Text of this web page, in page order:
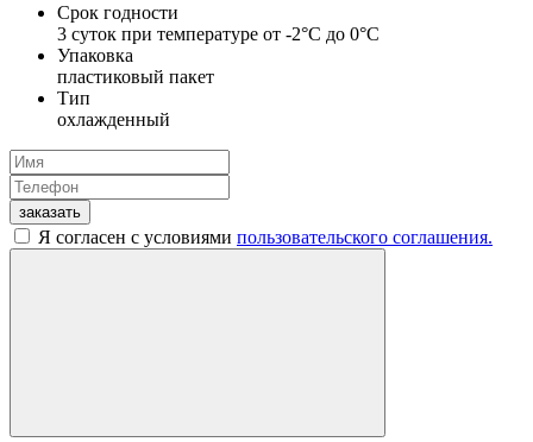
Срок годности
3 суток при температуре от -2°C до 0°C
Упаковка
пластиковый пакет
Тип
охлажденный
заказать
Я согласен с условиями пользовательского соглашения.